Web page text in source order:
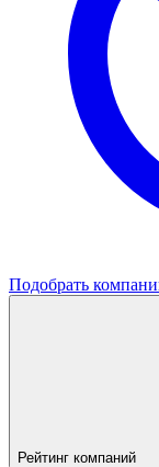
Подобрать
Рейтинг компаний